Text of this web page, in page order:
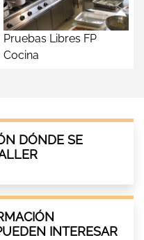
Pruebas Libres FP
Cocina
DÓNDE SE
INTERESAR